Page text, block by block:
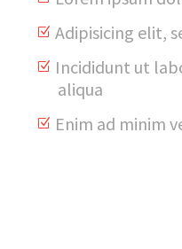
Adipisicing elit,
Incididunt ut
aliqua
Enim ad minim